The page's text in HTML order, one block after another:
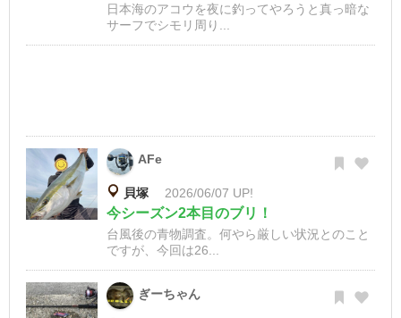
日本海のアコウを夜に釣ってやろうと真っ暗な
サーフでシモリ周り...
AFe
貝塚 2026/06/07 UP!
今シーズン2本目のブリ！
台風後の青物調査。何やら厳しい状況とのこと
ですが、今回は26...
ぎーちゃん